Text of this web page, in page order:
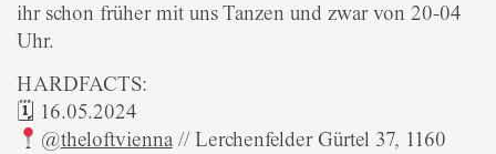
ihr schon früher mit uns Tanzen und zwar von 20-04
Uhr.
HARDFACTS:
🗓 16.05.2024
@theloftvienna// Lerchenfelder Gürtel 37, 1160